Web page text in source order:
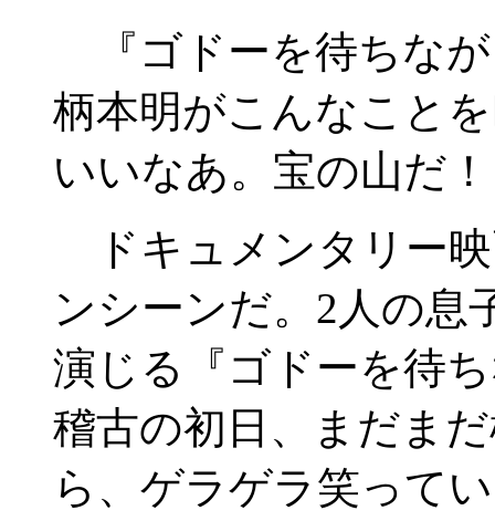
『ゴドーを待ちな
柄本明がこんなこと
いいなあ。宝の山だ
ドキュメンタリー
ンシーンだ。2人の息
演じる『ゴドーを待
稽古の初日、まだま
ら、ゲラゲラ笑って